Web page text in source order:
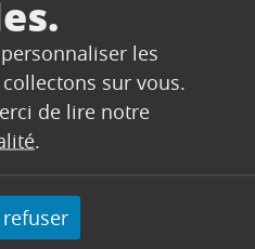
les
sur vous.
de lire notre
.
malveillant, portant
aux droits à l’image,
haine raciale ou
constituant un outrage
et crimes ;
de la politique, de la